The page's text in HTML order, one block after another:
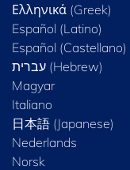
Ελληνικά (Greek)
Español (Latino)
Español (Castellano)
Magyar
Italiano
日本語 (Japanese)
Nederlands
Norsk